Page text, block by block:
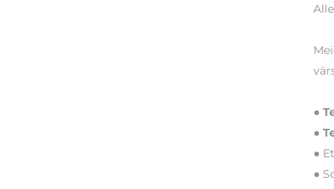
●
●
●
●